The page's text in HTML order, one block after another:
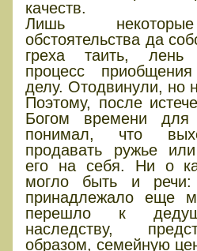
качеств.
Лишь
обстоятельства да
греха таить,
процесс
делу. Отодвинули, но
Поэтому, после
Богом времени
понимал, что
продавать ружье
его на себя. Ни о
могло быть и
принадлежало еще
перешло к
наследству,
образом, семейную